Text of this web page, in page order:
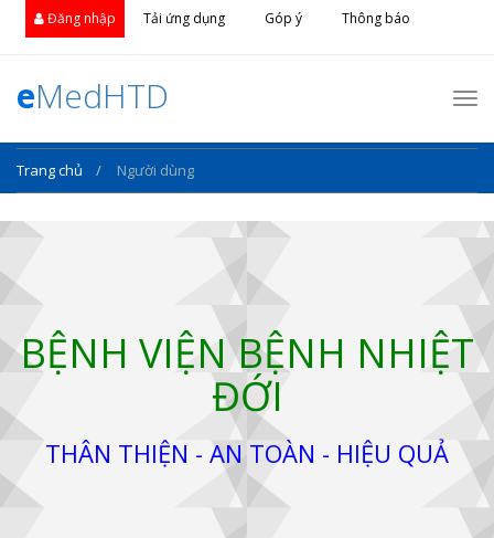
Đăng nhập Tải ứng dụng Góp ý Thông báo
eMedHTD
Trang chủ Người dùng
BỆNH VIỆN BỆNH NHIỆT
ĐỚI
THÂN THIỆN - AN TOÀN - HIỆU QUẢ